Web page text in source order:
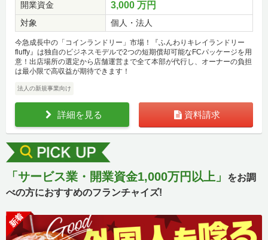
開業資金
3,000 万円
対象 個人・法人
今急成長中の「コインランドリー」市場！『ふんわりキレイランドリー
fluffy』は独自のビジネスモデルで2つの短期償却可能なFCパッケージを用
意！出店場所の選定から店舗運営まで全て本部が代行し、オーナーの負担
は最小限で高収益が期待できます！
法人の新規事業向け
詳細を見る 資料請求
「サービス業・開業資金1,000万円以上」
をお調
べの方におすすめのフランチャイズ!
新着